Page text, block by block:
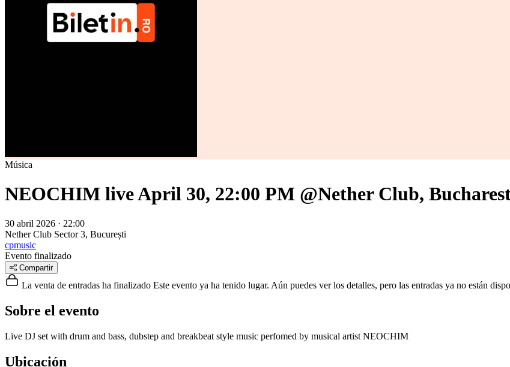
Música
NEOCHIM live April 30, 22:00 PM @Nether Club,
30 abril 2026 · 22:00
Nether Club Sector 3, București
cpmusic
Evento finalizado
Compartir
La venta de entradas ha finalizado Este evento ya ha tenido lugar. Aún puedes ver los detalles, pero las entradas ya no están
Sobre el evento
Live DJ set with drum and bass, dubstep and breakbeat style music perfomed by musical artist NEOCHIM
Ubicación